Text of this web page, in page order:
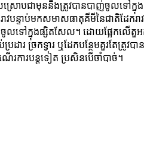
រោបជាមុននឹងត្រូវបានបាញ់ចូលទៅក្នុ
ទាប់មកសមាសធាតុគីមីនៃជាតិដែករាវ
ទៅក្នុងផ្សិតសែល។ ដោយផ្អែកលើតួអ
ារ ច្រកទ្វារ ឬដែកបន្ថែមគួរតែ
ការបន្តទៀត ប្រសិនបើចាំបាច់។